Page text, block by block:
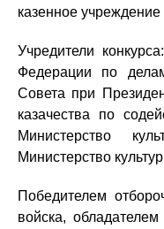
казенное
Учредители
Федерации по
Совета при
казачества по
Министерство
Министерство
Победителем
войска,